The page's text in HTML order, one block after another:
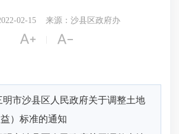
02-15 来源：沙县区政府办
 
明市沙县区人民政府关于调整土地
）标准的通知